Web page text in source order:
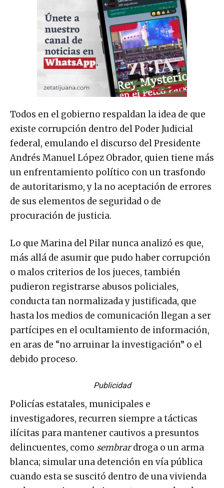
Todos en el gobierno respaldan la idea de que
existe corrupción dentro del Poder Judicial
federal, emulando el discurso del Presidente
Andrés Manuel López Obrador, quien tiene más
un enfrentamiento político con un trasfondo
de autoritarismo, y la no aceptación de errores
de sus elementos de seguridad o de
procuración de justicia.
Lo que Marina del Pilar nunca analizó es que,
más allá de asumir que pudo haber corrupción
o malos criterios de los jueces, también
pudieron registrarse abusos policiales,
conducta tan normalizada y justificada, que
hasta los medios de comunicación llegan a ser
partícipes en el ocultamiento de información,
en aras de “no arruinar la investigación” o el
debido proceso.
Publicidad
Policías estatales, municipales e
investigadores, recurren siempre a tácticas
ilícitas para mantener cautivos a presuntos
delincuentes, como sembrardroga o un arma
blanca; simular una detención en vía pública
cuando esta se suscitó dentro de una vivienda